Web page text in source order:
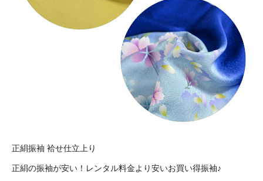
正絹振袖 袷せ仕立上り
正絹の振袖が安い！レンタル料金より安いお買い得振袖♪